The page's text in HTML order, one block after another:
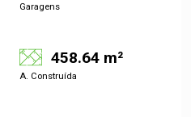
Garagens
458.64 m²
A. Construída